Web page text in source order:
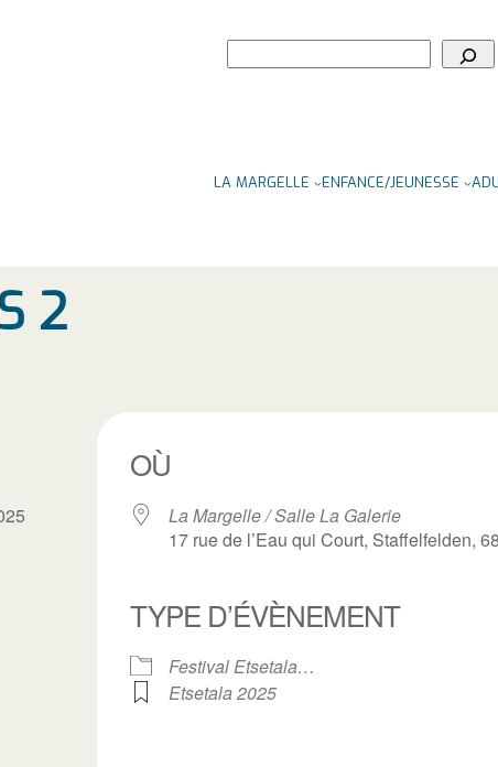
LA MARGELLE ENFANCE/JEUNESSE
2
iCalendar
OÙ
La Margelle / Salle La Galerie
17 rue de l’Eau qui Court, Staffelfelden,
TYPE D’ÉVÈNEMENT
Festival Etsetala…
Etsetala 2025